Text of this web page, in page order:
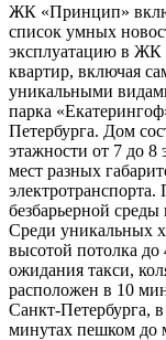
ЖК «Принцип»
список умных
эксплуатацию в ЖК
квартир, включая
уникальными
парка
Петербурга. Дом
этажности от 7 до
мест разных
безбарьерной
Среди уникальных
высотой потолка до
ожидания такси,
расположен в 10
Санкт-Петербурга,
минутах пешком до